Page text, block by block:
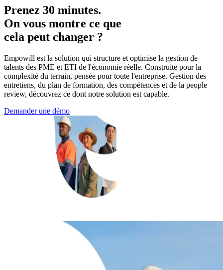
Prenez 30 minutes.
On vous montre ce que
cela peut changer ?
Empowill est la solution qui structure et optimise la gestion de
talents des PME et ETI de l'économie réelle. Construite pour la
complexité du terrain, pensée pour toute l'entreprise. Gestion des
entretiens, du plan de formation, des compétences et de la people
review, découvrez ce dont notre solution est capable.
Demander une démo